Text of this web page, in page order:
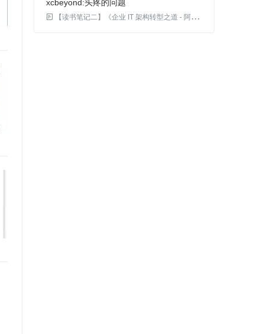
xcbeyond 头疼的问题
 【读书笔记二】《企业 IT 架构转型之道 - 阿里巴巴中台战略思想与架构实战》